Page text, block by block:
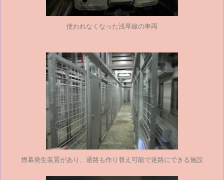
使われなくなった浅草線の車両
煙幕発生装置があり、通路も作り替え可能で迷路にできる施設